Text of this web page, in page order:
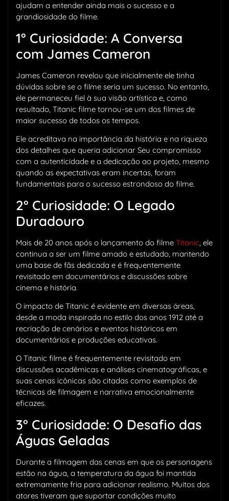
ajudam a entender ainda mais o sucesso e a
grandiosidade do filme.
1° Curiosidade: A Conversa
com James Cameron
James Cameron revelou que inicialmente ele tinha
dúvidas sobre se o filme seria um sucesso. No entanto,
ele permaneceu fiel à sua visão artística e, como
resultado, Titanic filme tornou-se um dos filmes de
maior sucesso de todos os tempos.
Ele acreditava na importância da história e na riqueza
dos detalhes que queria adicionar Seu compromisso
com a autenticidade e a dedicação ao projeto, mesmo
quando as expectativas eram incertas, foram
fundamentais para o sucesso estrondoso do filme.
2° Curiosidade: O Legado
Duradouro
Mais de 20 anos após o lançamento do filme Titanic , ele
continua a ser um filme amado e estudado, mantendo
uma base de fãs dedicada e é frequentemente
revisitado em documentários e discussões sobre
cinema e história.
O impacto de Titanic é evidente em diversas áreas,
desde a moda inspirada no estilo dos anos 1912 até a
recriação de cenários e eventos históricos em
documentários e produções educativas.
O Titanic filme é frequentemente revisitado em
discussões acadêmicas e análises cinematográficas, e
suas cenas icônicas são citadas como exemplos de
técnicas de filmagem e narrativa emocionalmente
eficazes.
3° Curiosidade: O Desafio das
Águas Geladas
Durante a filmagem das cenas em que os personagens
estão na água, a temperatura da água foi mantida
extremamente fria para adicionar realismo. Muitos dos
atores tiveram que suportar condições muito